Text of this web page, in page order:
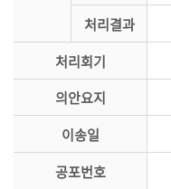
공
안
처리결과
처리회기
의안요지
이송일
공포번호